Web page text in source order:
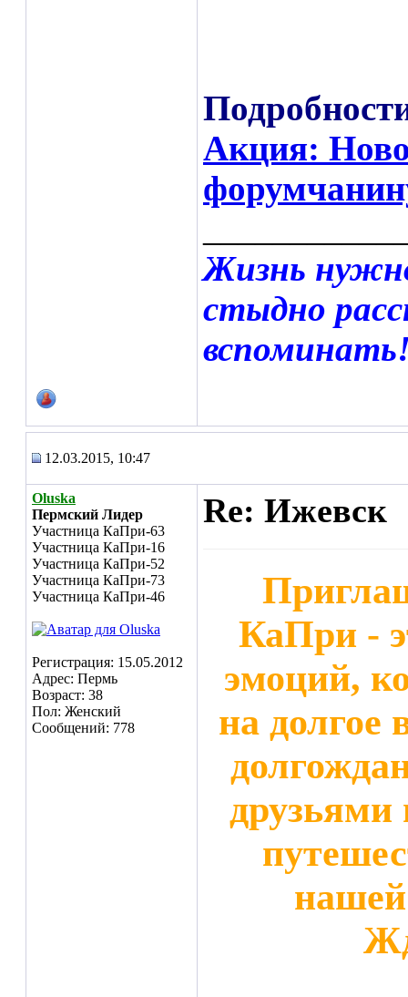
Акция:
Жизнь
стыдно
12.03.2015, 10:47
Oluska
Пермский Лидер
Участница КаПри-63
Участница КаПри-16
Участница КаПри-52
Участница КаПри-73
Участница КаПри-46
Регистрация: 15.05.2012
Адрес: Пермь
Возраст: 38
Пол: Женский
Сообщений: 778
Re: Ижевск
КаПри -
эмоций,
на долгое
друзьями